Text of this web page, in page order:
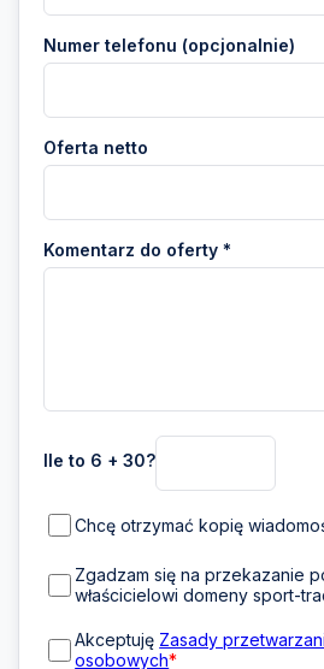
Numer telefonu (opcjonalnie)
Oferta netto
Komentarz do oferty *
Ile to 6 + 30?
Chcę otrzymać kopię
Zgadzam się na przekazanie
właścicielowi domeny sport-
Akceptuję Zasady
osobowych*